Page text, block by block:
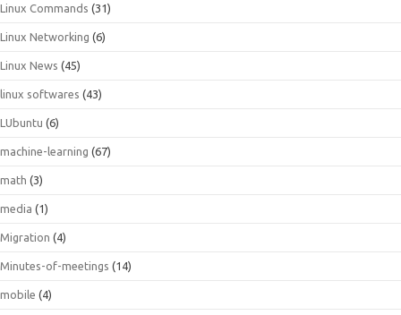
Linux Commands (31)
Linux Networking (6)
Linux News (45)
linux softwares (43)
LUbuntu (6)
machine-learning (67)
math (3)
media (1)
Migration (4)
Minutes-of-meetings (14)
mobile (4)